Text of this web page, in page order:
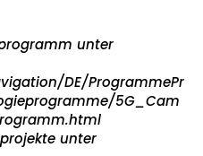
unter
DE/ProgrammePr
5G_Cam
unter